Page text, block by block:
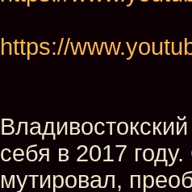
https://
себя в 2017
мутировал,